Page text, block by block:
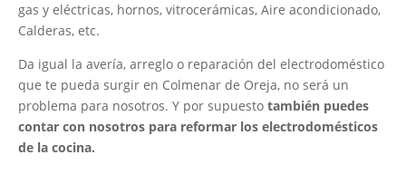
gas y eléctricas, hornos, vitrocerámicas, Aire acondicionado,
Calderas, etc.
Da igual la avería, arreglo o reparación del electrodoméstico
que te pueda surgir en Colmenar de Oreja, no será un
problema para nosotros. Y por supuesto también puedes
contar con nosotros para reformar los electrodomésticos
de la cocina.